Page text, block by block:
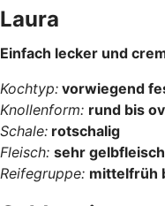
Laura
Einfach lecker und
Kochtyp: vorwiegend
Knollenform: rund bis
Schale: rotschalig
Fleisch: sehr
Reifegruppe: mittelfrüh